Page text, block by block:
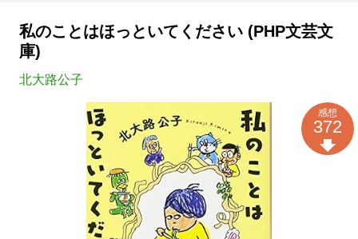
私のことはほっといてください (PHP文芸文
庫)
北大路公子
感想
372